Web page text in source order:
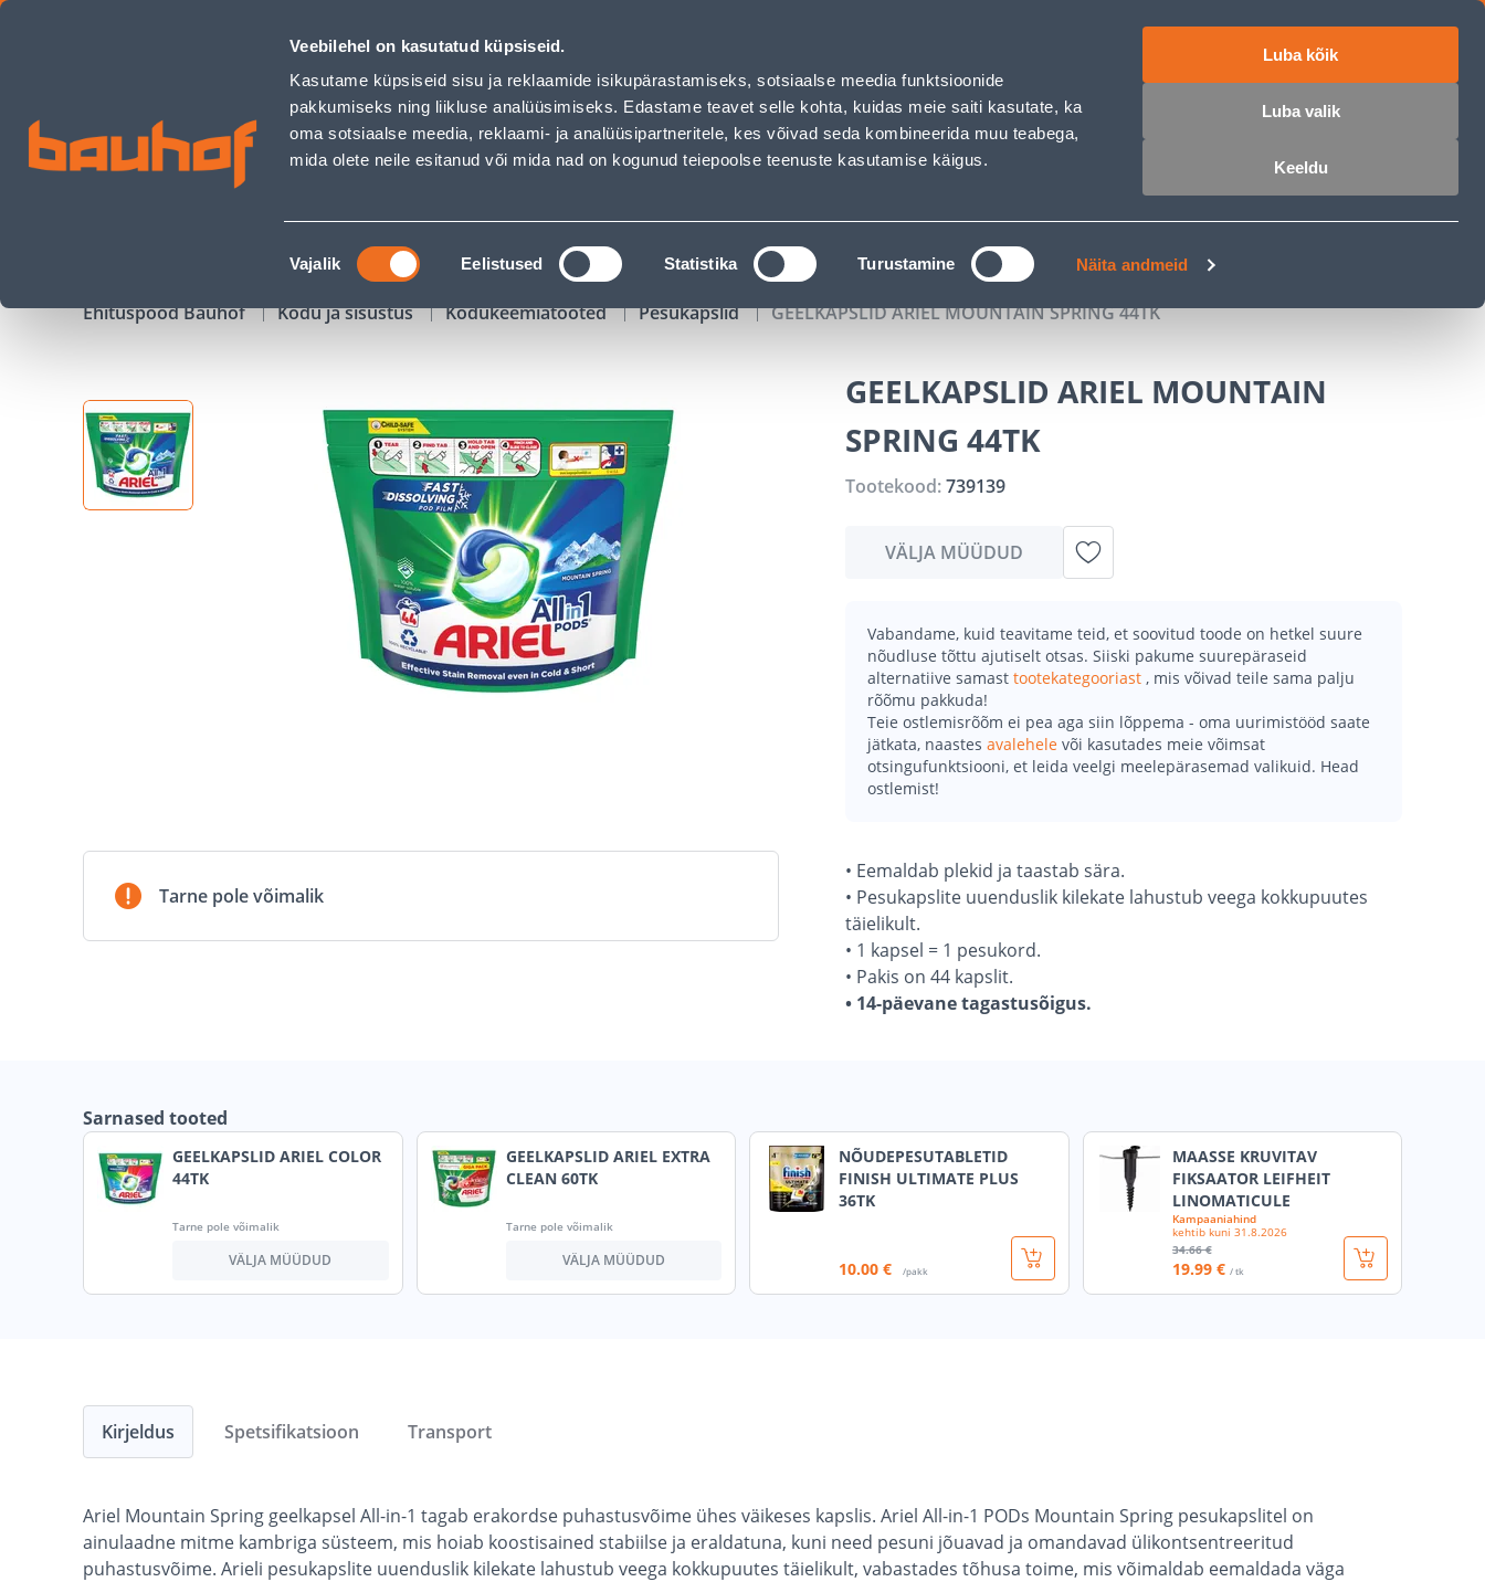
Veebilehel on kasutatud küpsiseid.
Kasutame küpsiseid sisu ja reklaamide isikupärastamiseks, sotsiaalse meedia funktsioonide
pakkumiseks ning liikluse analüüsimiseks. Edastame teavet selle kohta, kuidas meie saiti kasutate, ka
oma sotsiaalse meedia, reklaami- ja analüüsipartneritele, kes võivad seda kombineerida muu teabega,
mida olete neile esitanud või mida nad on kogunud teiepoolse teenuste kasutamise käigus.
Nõusoleku
valik
Vajalik Eelistused Statistika Turustamine Näita andmeid
Luba kõik
Luba valik
Keeldu
GEELKAPSLID ARIEL MOUNTAIN SPRING 44TK - Bauhof has loaded
Äriklienditeenindus Klienditeenindus Teenused Karjäärileht
OTSI Logi sisse
KAMPAANIAD KATALOOGID TÖÖRIISTALAENUTUS JÄRELMAKS
Ehituspood Bauhof Kodu ja sisustus Kodukeemiatooted Pesukapslid GEELKAPSLID ARIEL MOUNTAIN SPRING 44TK
Tarne pole võimalik
GEELKAPSLID ARIEL MOUNTAIN
SPRING 44TK
Tootekood:739139
VÄLJA MÜÜDUD
Vabandame, kuid teavitame teid, et soovitud toode on hetkel suure
nõudluse tõttu ajutiselt otsas. Siiski pakume suurepäraseid
alternatiive samast tootekategooriast , mis võivad teile sama palju
rõõmu pakkuda!
Teie ostlemisrõõm ei pea aga siin lõppema - oma uurimistööd saate
jätkata, naastes avalehele või kasutades meie võimsat
otsingufunktsiooni, et leida veelgi meelepärasemad valikuid. Head
ostlemist!
• Eemaldab plekid ja taastab sära.
• Pesukapslite uuenduslik kilekate lahustub veega kokkupuutes
täielikult.
• 1 kapsel = 1 pesukord.
• Pakis on 44 kapslit.
• 14-päevane tagastusõigus.
Sarnased tooted
GEELKAPSLID ARIEL COLOR
44TK
Tarne pole võimalik
VÄLJA MÜÜDUD
GEELKAPSLID ARIEL EXTRA
CLEAN 60TK
Tarne pole võimalik
VÄLJA MÜÜDUD
NÕUDEPESUTABLETID
FINISH ULTIMATE PLUS
36TK
10.00 € /pakk
MAASSE KRUVITAV
FIKSAATOR LEIFHEIT
LINOMATICULE
Kampaaniahind
kehtib kuni 31.8.2026
34.66 €
19.99 € / tk
Kirjeldus
Ariel Mountain Spring geelkapsel All-in-1 tagab erakordse puhastusvõime ühes väikeses kapslis. Ariel All-in-1 PODs Mountain Spring pesukapslitel on
ainulaadne mitme kambriga süsteem, mis hoiab koostisained stabiilse ja eraldatuna, kuni need pesuni jõuavad ja omandavad ülikontsentreeritud
puhastusvõime. Arieli pesukapslite uuenduslik kilekate lahustub veega kokkupuutes täielikult, vabastades tõhusa toime, mis võimaldab eemaldada väga
Spetsifikatsioon Transport